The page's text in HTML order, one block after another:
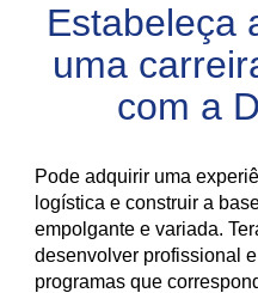
Estabeleça
uma
com a
Pode adquirir uma
logística e construir a
empolgante e variada.
desenvolver profissional
programas que